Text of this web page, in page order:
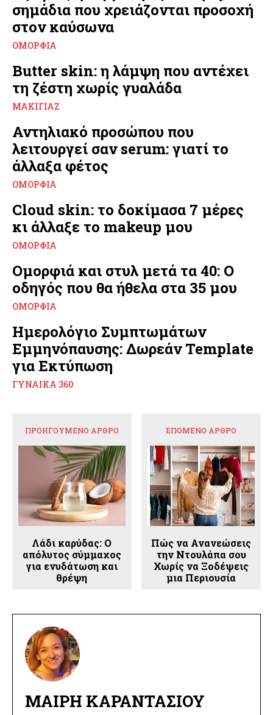
σημάδια που χρειάζονται προσοχή
στον καύσωνα
ΟΜΟΡΦΙΆ
Butter skin: η λάμψη που αντέχει
τη ζέστη χωρίς γυαλάδα
ΜΑΚΙΓΙΆΖ
Αντηλιακό προσώπου που
λειτουργεί σαν serum: γιατί το
άλλαξα φέτος
ΟΜΟΡΦΙΆ
Cloud skin: το δοκίμασα 7 μέρες
κι άλλαξε το makeup μου
ΟΜΟΡΦΙΆ
Ομορφιά και στυλ μετά τα 40: Ο
οδηγός που θα ήθελα στα 35 μου
ΟΜΟΡΦΙΆ
Ημερολόγιο Συμπτωμάτων
Εμμηνόπαυσης: Δωρεάν Template
για Εκτύπωση
ΓΥΝΑΊΚΑ 360
ΠΡΟΗΓΟΎΜΕΝΟ ΆΡΘΡΟ
Λάδι καρύδας: Ο
απόλυτος σύμμαχος
για ενυδάτωση και
θρέψη
ΕΠΌΜΕΝΟ ΆΡΘΡΟ
Πώς να Ανανεώσεις
την Ντουλάπα σου
Χωρίς να Ξοδέψεις
μια Περιουσία
ΜΑΊΡΗ ΚΑΡΑΝΤΆΣΙΟΥ